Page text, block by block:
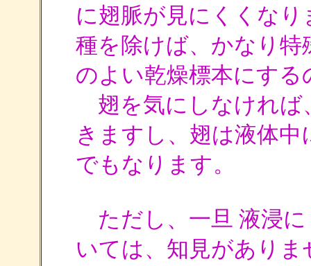
に翅脈が見にくくな
種を除けば、かなり特
のよい乾燥標本にす
翅を気にしなければ
きますし、翅は液体
でもなります。
ただし、一旦 液浸に
いては、知見があり